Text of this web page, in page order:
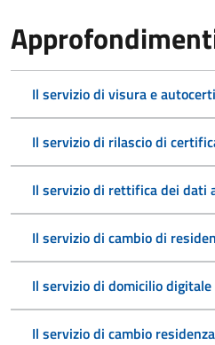
Il servizio di visura e
Il servizio di rilascio di
Il servizio di rettifica dei dati
Il servizio di cambio di
Il servizio di domicilio digitale
Il servizio di cambio